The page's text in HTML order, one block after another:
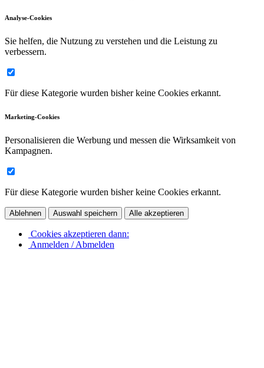
Analyse-Cookies
Sie helfen, die Nutzung zu verstehen und die Leistung zu
verbessern.
Für diese Kategorie wurden bisher keine Cookies erkannt.
Marketing-Cookies
Personalisieren die Werbung und messen die Wirksamkeit von
Kampagnen.
Für diese Kategorie wurden bisher keine Cookies erkannt.
Ablehnen Auswahl speichern Alle akzeptieren
Cookies akzeptieren dann:
Anmelden / Abmelden